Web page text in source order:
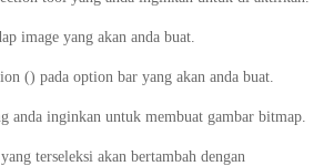
image yang akan anda buat.
() pada option bar yang akan anda buat.
anda inginkan untuk membuat gambar bitmap.
terseleksi akan bertambah dengan